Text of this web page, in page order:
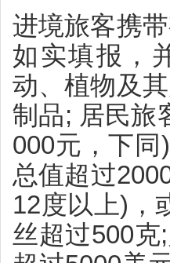
进境旅客携
如实填报，
动、植物及
制品; 居民旅
000元，下
总值超过
12度以上)，
丝超过500